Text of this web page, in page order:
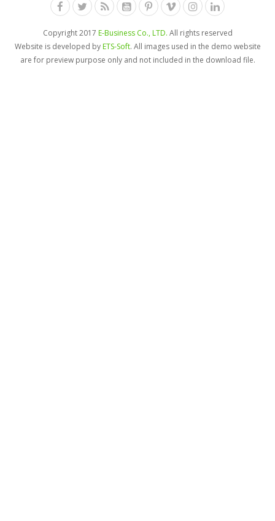
Copyright 2017 E-Business Co., LTD. All rights reserved
Website is developed byETS-Soft. All images used in the demo website
are for preview purpose only and not included in the download file.